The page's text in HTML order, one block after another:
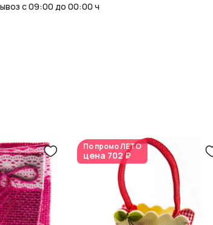
с 09:00 до 00:00 ч
По промоЛЕТО
цена 702 ₽